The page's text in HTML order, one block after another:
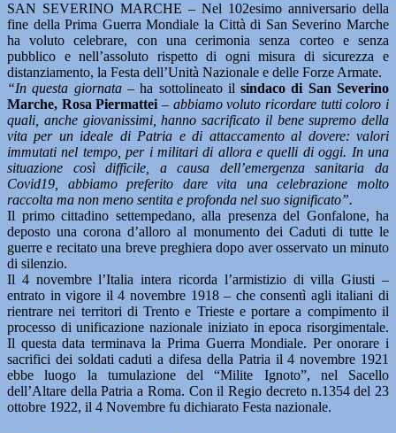
SAN SEVERINO MARCHE – Nel 102esimo anniversario della
fine della Prima Guerra Mondiale la Città di San Severino Marche
ha voluto celebrare, con una cerimonia senza corteo e senza
pubblico e nell’assoluto rispetto di ogni misura di sicurezza e
distanziamento, la Festa dell’Unità Nazionale e delle Forze Armate.
“In questa giornata –ha sottolineato il sindaco di San Severino
Marche, Rosa Piermattei – abbiamo voluto ricordare tutti coloro i
quali, anche giovanissimi, hanno sacrificato il bene supremo della
vita per un ideale di Patria e di attaccamento al dovere: valori
immutati nel tempo, per i militari di allora e quelli di oggi. In una
situazione così difficile, a causa dell’emergenza sanitaria da
Covid19, abbiamo preferito dare vita una celebrazione molto
raccolta ma non meno sentita e profonda nel suo significato”.
Il primo cittadino settempedano, alla presenza del Gonfalone, ha
deposto una corona d’alloro al monumento dei Caduti di tutte le
guerre e recitato una breve preghiera dopo aver osservato un minuto
di silenzio.
Il 4 novembre l’Italia intera ricorda l’armistizio di villa Giusti –
entrato in vigore il 4 novembre 1918 – che consentì agli italiani di
rientrare nei territori di Trento e Trieste e portare a compimento il
processo di unificazione nazionale iniziato in epoca risorgimentale.
Il questa data terminava la Prima Guerra Mondiale. Per onorare i
sacrifici dei soldati caduti a difesa della Patria il 4 novembre 1921
ebbe luogo la tumulazione del “Milite Ignoto”, nel Sacello
dell’Altare della Patria a Roma. Con il Regio decreto n.1354 del 23
ottobre 1922, il 4 Novembre fu dichiarato Festa nazionale.